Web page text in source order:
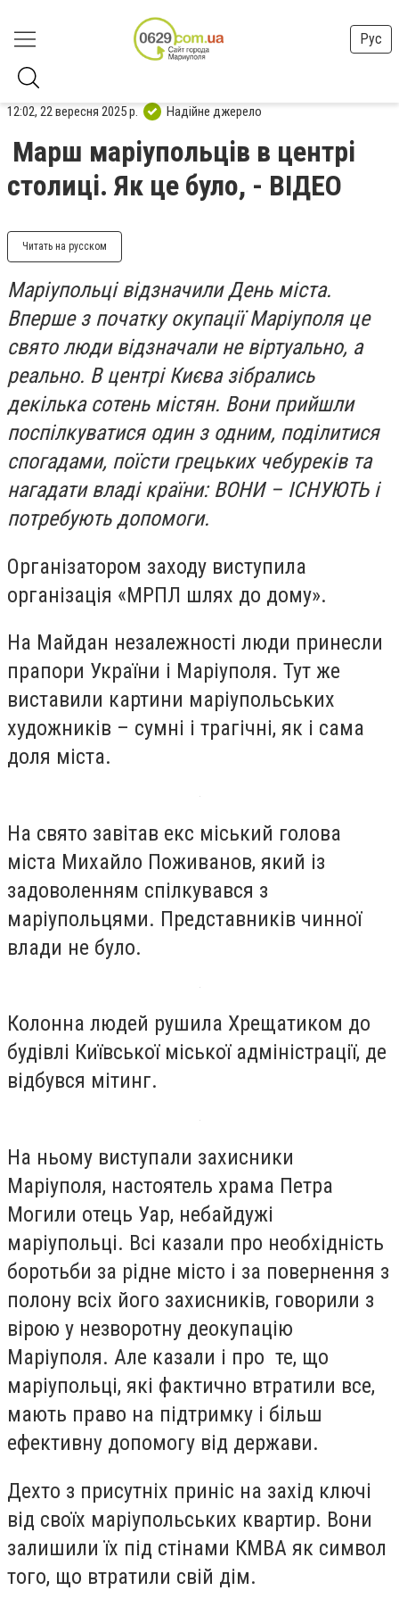
Рус
12:02, 22 вересня 2025 р. Надійне джерело
Марш маріупольців в центрі
столиці. Як це було, - ВІДЕО
Читать на русском
Маріупольці відзначили День міста.
Вперше з початку окупації Маріуполя це
свято люди відзначали не віртуально, а
реально. В центрі Києва зібрались
декілька сотень містян. Вони прийшли
поспілкуватися один з одним, поділитися
спогадами, поїсти грецьких чебуреків та
нагадати владі країни: ВОНИ – ІСНУЮТЬ і
потребують допомоги.
Організатором заходу виступила
організація «МРПЛ шлях до дому».
На Майдан незалежності люди принесли
прапори України і Маріуполя. Тут же
виставили картини маріупольських
художників – сумні і трагічні, як і сама
доля міста.
На свято завітав екс міський голова
міста Михайло Поживанов, який із
задоволенням спілкувався з
маріупольцями. Представників чинної
влади не було.
Колонна людей рушила Хрещатиком до
будівлі Київської міської адміністрації, де
відбувся мітинг.
На ньому виступали захисники
Маріуполя, настоятель храма Петра
Могили отець Уар, небайдужі
маріупольці. Всі казали про необхідність
боротьби за рідне місто і за повернення з
полону всіх його захисників, говорили з
вірою у незворотну деокупацію
Маріуполя. Але казали і про те, що
маріупольці, які фактично втратили все,
мають право на підтримку і більш
ефективну допомогу від держави.
Дехто з присутніх приніс на захід ключі
від своїх маріупольських квартир. Вони
залишили їх під стінами КМВА як символ
того, що втратили свій дім.